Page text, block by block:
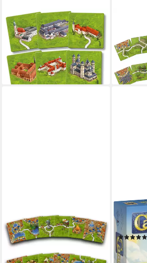
HANS IM GLÜCK
Spiel Carcassonne - Die
Klöster in Deutschland II
(neue Edition)
6,99 €
lieferbar - in 4-5 Werktagen bei dir
5,92 €
lieferbar -
Spiel Carcassonne, 4
Jahreszeiten: Der Sommer -
Zusatzplättchen
lieferbar - in 4-5 Werktagen bei dir
ASMODEE
Spiel
ab 30,61
lieferbar -